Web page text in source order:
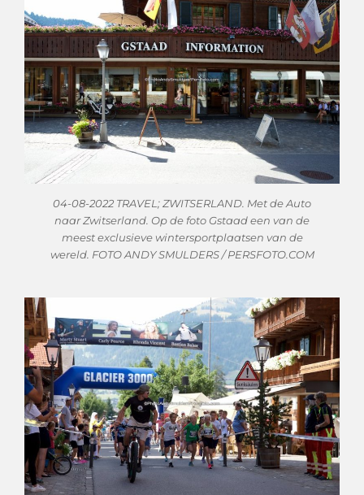
04-08-2022 TRAVEL; ZWITSERLAND. Met de Auto
naar Zwitserland. Op de foto Gstaad een van de
meest exclusieve wintersportplaatsen van de
wereld. FOTO ANDY SMULDERS / PERSFOTO.COM